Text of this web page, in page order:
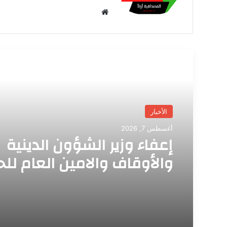
الوي
الأخبار
أغسطس 7, 2026
إعفاء وزير الشؤون الدينية
والأوقاف والامين العام
والعمرة من منصبيهما